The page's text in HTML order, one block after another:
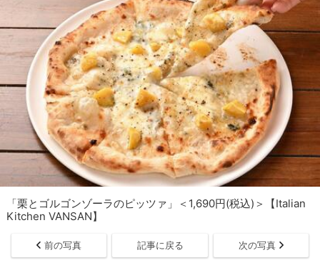
「栗とゴルゴンゾーラのピッツァ」＜1,690円(税込)＞【Italian
Kitchen VANSAN】
前の写真 記事に戻る 次の写真